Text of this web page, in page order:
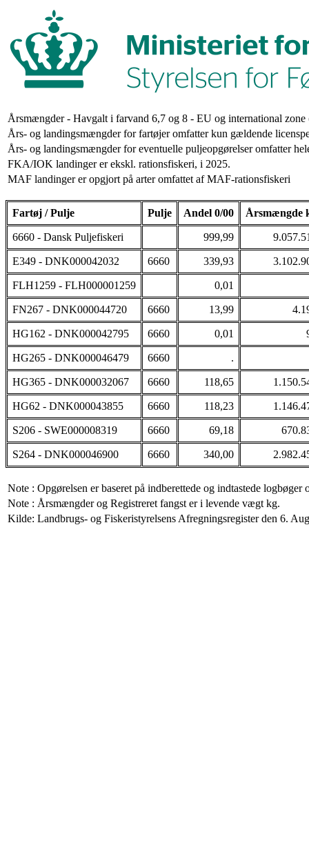
Årsmængder - Havgalt i farvand 6,7 og 8 - EU og international
Års- og landingsmængder for fartøjer omfatter kun gældende
Års- og landingsmængder for eventuelle puljeopgørelser omfatter
FKA/IOK landinger er ekskl. rationsfiskeri, i 2025.
MAF landinger er opgjort på arter omfattet af MAF-rationsfiskeri
Fartøj / Pulje Pulje Andel 0/00 Årsmængde
6660 - Dansk Puljefiskeri 999,99
E349 - DNK000042032 6660 339,93
FLH1259 - FLH000001259 0,01
FN267 - DNK000044720 6660 13,99
HG162 - DNK000042795 6660 0,01
HG265 - DNK000046479 6660 .
HG365 - DNK000032067 6660 118,65
HG62 - DNK000043855 6660 118,23
S206 - SWE000008319 6660 69,18
S264 - DNK000046900 6660 340,00
Note : Opgørelsen er baseret på indberettede og indtastede logbøger
Note : Årsmængder og Registreret fangst er i levende vægt kg.
Kilde: Landbrugs- og Fiskeristyrelsens Afregningsregister den 6.